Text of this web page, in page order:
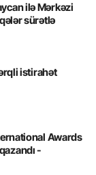
ilə Mərkəzi
sürətlə
istirahət
Awards
-